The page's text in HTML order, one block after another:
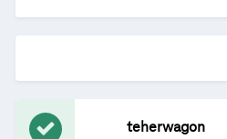
teherwagon